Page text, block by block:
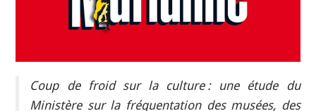
Coup de froid sur la culture : une étude du
Ministère sur la fréquentation des musées, des